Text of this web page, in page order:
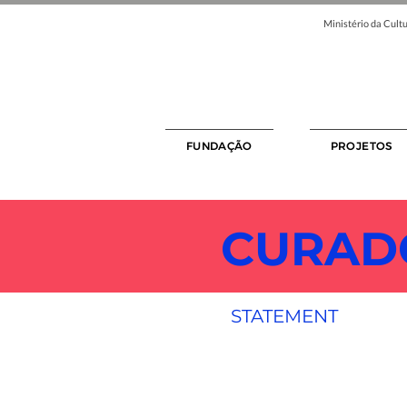
Ministério da
FUNDAÇÃO PROJETOS
STATEMENT